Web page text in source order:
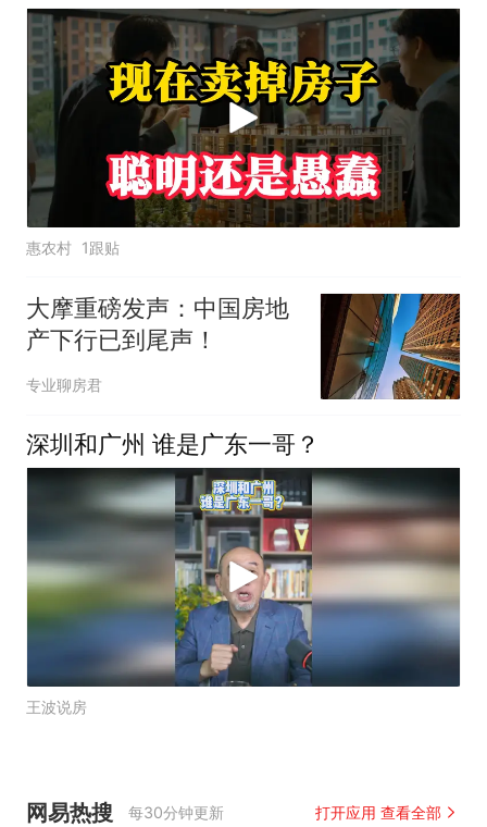
惠农村 1跟贴
大摩重磅发声：中国房地
产下行已到尾声！
专业聊房君
深圳和广州 谁是广东一哥？
王波说房
网易热搜 每30分钟更新 打开应用 查看全部